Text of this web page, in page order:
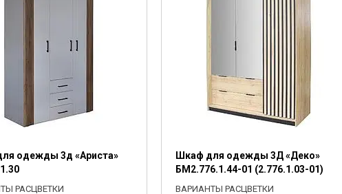
одежды 3д «Ариста»
РАСЦВЕТКИ
Шкаф для одежды 3Д «Деко»
БМ2.776.1.44-01 (2.776.1.03-01)
ВАРИАНТЫ РАСЦВЕТКИ